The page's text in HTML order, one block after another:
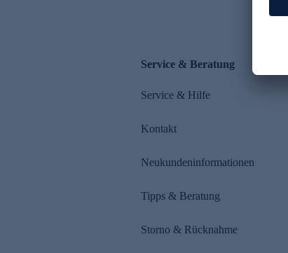
Service & Beratung
Service & Hilfe
Kontakt
Neukundeninformationen
Tipps & Beratung
Storno & Rücknahme